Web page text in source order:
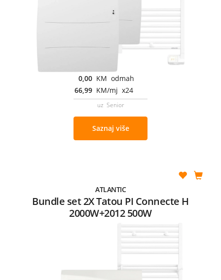
0,00 KM odmah
66,99 KM/mj x24
uz Senior
Saznaj više
ATLANTIC
Bundle set 2X Tatou PI Connecte H
2000W+2012 500W